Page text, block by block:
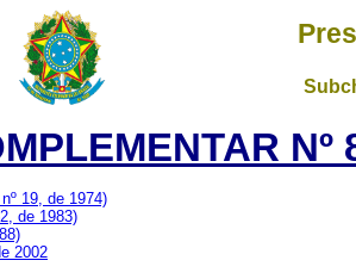
Nº
19, de 1974)
de 1983)
2002